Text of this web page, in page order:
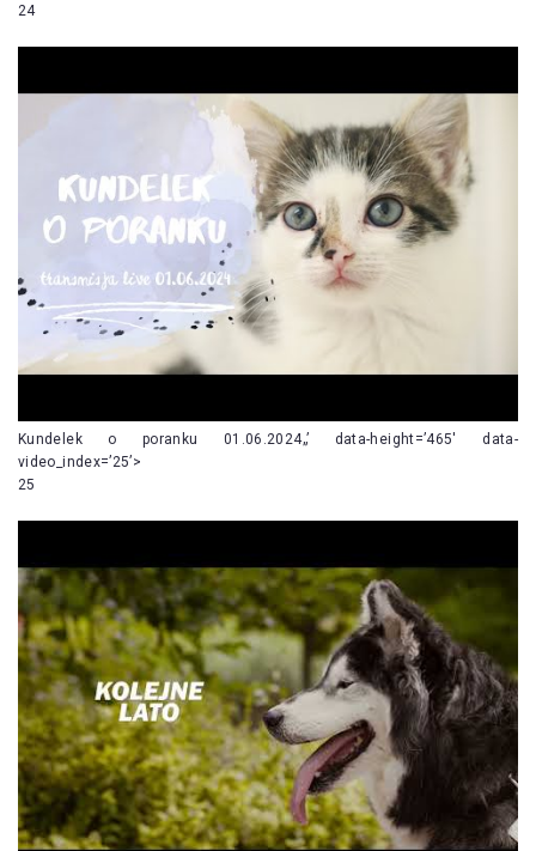
24
Kundelek o poranku 01.06.2024„’ data-height=’465′ data-
video_index=’25’>
25